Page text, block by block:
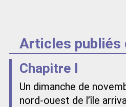
Articles publiés
Chapitre I
Un dimanche de
nord-ouest de l’île